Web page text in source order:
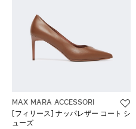
MAX MARA ACCESSORI
[フィリース] ナッパレザー コート シ
ューズ